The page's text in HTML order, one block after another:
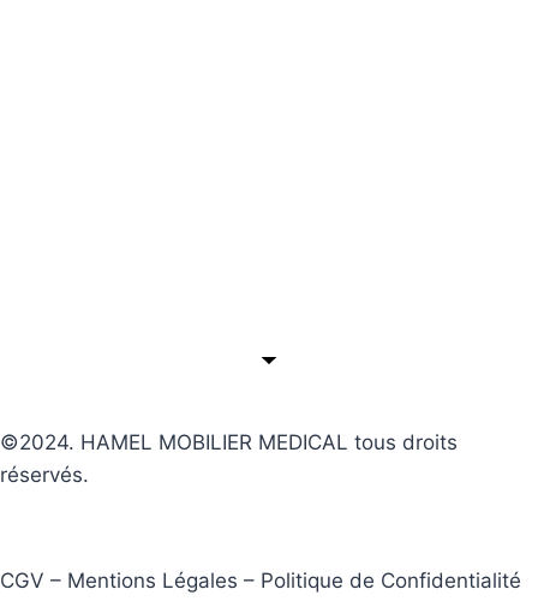
©2024. HAMEL MOBILIER MEDICAL tous droits
réservés.
CGV – Mentions Légales – Politique de Confidentialité